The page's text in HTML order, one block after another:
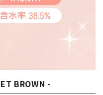
BROWN -